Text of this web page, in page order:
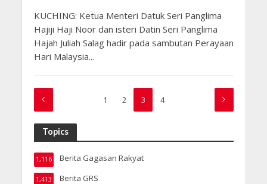
KUCHING: Ketua Menteri Datuk Seri Panglima
Hajiji Haji Noor dan isteri Datin Seri Panglima
Hajah Juliah Salag hadir pada sambutan Perayaan
Hari Malaysia...
1 2 3 4
Topics
Berita Gagasan Rakyat
1,116
Berita GRS
1,413